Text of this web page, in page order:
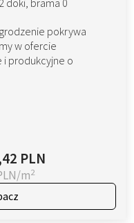
pokrywa
w ofercie
i produkcyjne o
PLN
m2